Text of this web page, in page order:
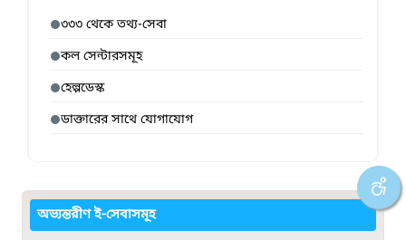
৩৩৩ থেকে তথ্য-সেবা
কল সেন্টারসমূহ
হেল্পডেস্ক
ডাক্তারের সাথে যোগাযোগ
অভ্যন্তরীণ ই-সেবাসমূহ